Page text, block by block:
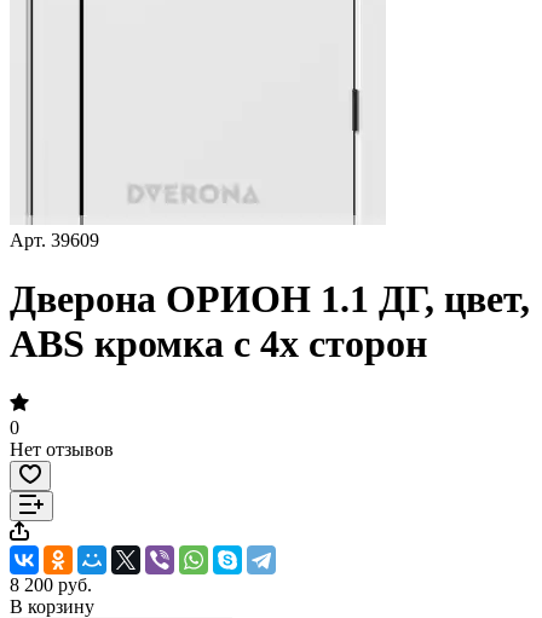
Арт. 39609
Дверона ОРИОН 1.1 ДГ, цвет,
ABS кромка с 4х сторон
0
Нет отзывов
8 200 руб.
В корзину